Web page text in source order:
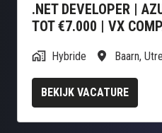
.NET DEVELOPER |
TOT €7.000 | VX
Hybride Baarn,
BEKIJK VACATURE